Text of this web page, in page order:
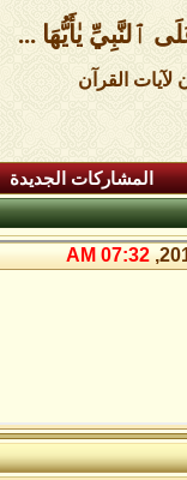
ٱلنَّبِيِّ يٰأَيُّهَا ...
القرآن
المشاركات الجديدة
07:32 AM